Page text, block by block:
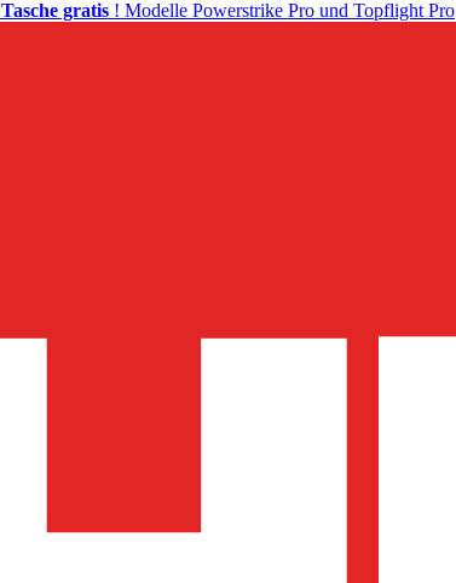
Tasche gratis ! Modelle Powerstrike Pro und Topflight Pro